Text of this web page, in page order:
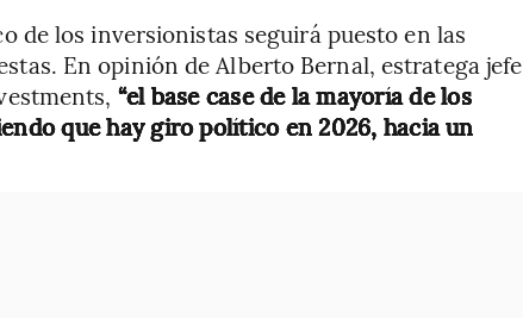
de los inversionistas seguirá puesto en las
En opinión de Alberto Bernal, estratega jefe
“el base case de la mayoría de los
que hay giro político en 2026, hacia un